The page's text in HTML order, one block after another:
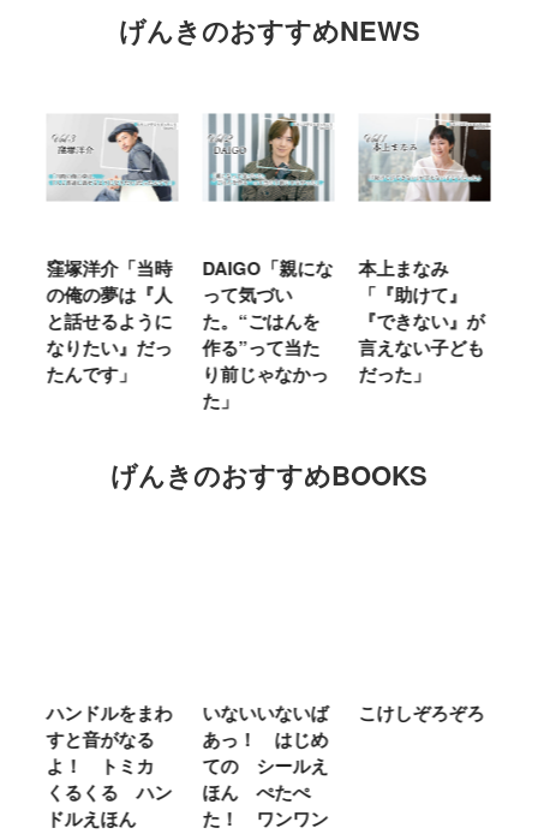
げんきのおすすめNEWS
窪塚洋介「当時
の俺の夢は『人
と話せるように
なりたい』だっ
たんです」
DAIGO「親にな
って気づい
た。“ごはんを
作る”って当た
り前じゃなかっ
た」
本上まなみ
「『助けて』
『できない』が
言えない子ども
だった」
げんきのおすすめBOOKS
ハンドルをまわ
すと音がなる
よ！ トミカ
くるくる ハン
ドルえほん
いないいないば
あっ！ はじめ
ての シールえ
ほん ぺたぺ
た！ ワンワン
こけしぞろぞろ